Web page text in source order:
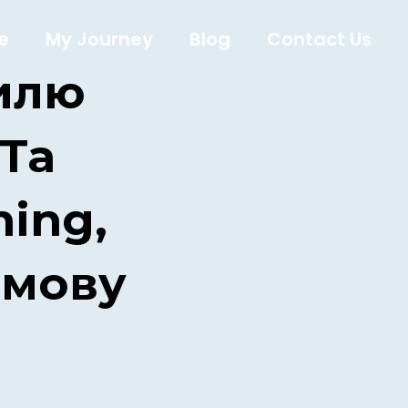
My Journey Blog Contact Us